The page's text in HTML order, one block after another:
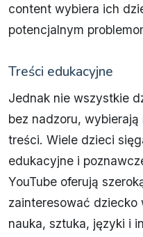
content wybiera ich
potencjalnym
Treści edukacyjne
Jednak nie wszystkie
bez nadzoru, wybierają
treści. Wiele dzieci
edukacyjne i
YouTube oferują
zainteresować
nauka, sztuka, języki i